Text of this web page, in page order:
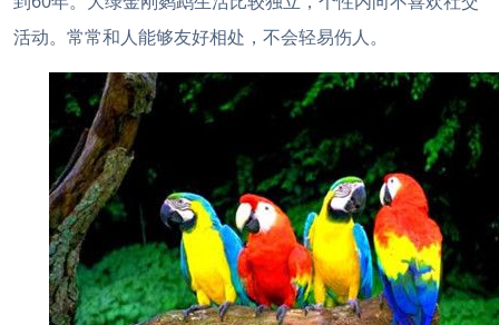
活动。常常和人能够友好相处，不会轻易伤人。